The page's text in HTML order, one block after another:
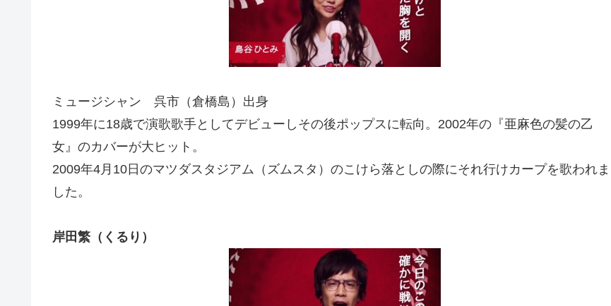
ミュージシャン 呉市（倉橋島）出身
1999年に18歳で演歌歌手としてデビューしその後ポップスに転向。2002年の『亜麻色の髪の乙
女』のカバーが大ヒット。
2009年4月10日のマツダスタジアム（ズムスタ）のこけら落としの際にそれ行けカープを歌われま
した。
岸田繁（くるり）